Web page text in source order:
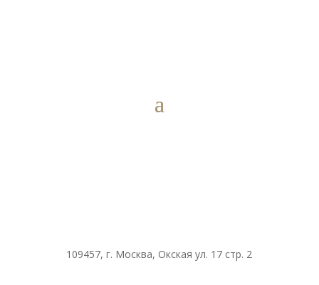
109457, г. Москва, Окская ул. 17 стр. 2